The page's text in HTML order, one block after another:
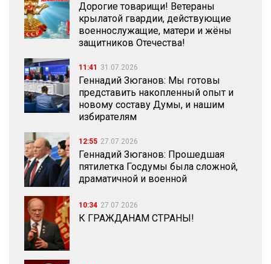
Дорогие товарищи! Ветераны
крылатой гвардии, действующие
военнослужащие, матери и жёны
защитников Отечества!
11:41 31.07.2026
Геннадий Зюганов: Мы готовы
представить накопленный опыт и
новому составу Думы, и нашим
избирателям
12:55 27.07.2026
Геннадий Зюганов: Прошедшая
пятилетка Госдумы была сложной,
драматичной и военной
10:34 27.07.2026
К ГРАЖДАНАМ СТРАНЫ!